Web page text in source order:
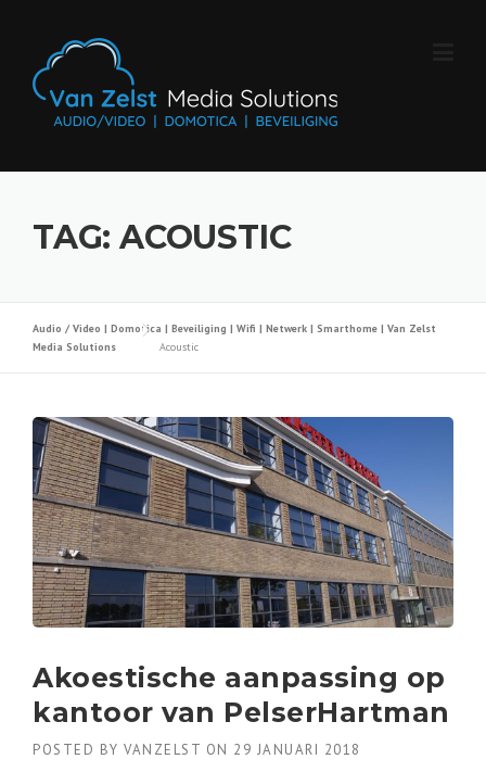
TAG: ACOUSTIC
Audio / Video | Domotica | Beveiliging | Wifi | Netwerk | Smarthome | Van Zelst
Media Solutions
Acoustic
Akoestische aanpassing op
kantoor van PelserHartman
POSTED BY VANZELST ON 29 JANUARI 2018